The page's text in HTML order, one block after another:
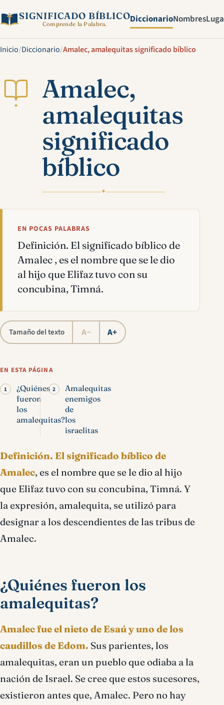
SIGNIFICADO BÍBLICO
Comprende la Palabra. DiccionarioNombres
Inicio/Diccionario/Amalec, amalequitas significado bíblico
✦
Amalec,
amalequitas
significado
bíblico
✦
EN POCAS PALABRAS
Definición. El significado bíblico de
Amalec , es el nombre que se le dio
al hijo que Elifaz tuvo con su
concubina, Timná.
Tamaño del texto A− A+
EN ESTA PÁGINA
¿Quiénes
fueron
los
amalequitas?
Amalequitas
enemigos
de
los
israelitas
Definición. El significado bíblico de
Amalec, es el nombre que se le dio al hijo
que Elifaz tuvo con su concubina, Timná. Y
la expresión, amalequita, se utilizó para
designar a los descendientes de las tribus de
Amalec.
¿Quiénes fueron los
amalequitas?
Amalec fue el nieto de Esaú y uno de los
caudillos de Edom. Sus parientes, los
amalequitas, eran un pueblo que odiaba a la
nación de Israel. Se cree que estos sucesores,
existieron antes que, Amalec. Pero no hay